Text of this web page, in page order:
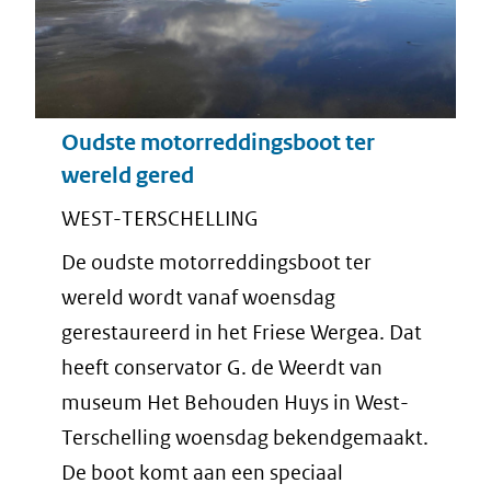
Oudste motorreddingsboot ter
wereld gered
WEST-TERSCHELLING
De oudste motorreddingsboot ter
wereld wordt vanaf woensdag
gerestaureerd in het Friese Wergea. Dat
heeft conservator G. de Weerdt van
museum Het Behouden Huys in West-
Terschelling woensdag bekendgemaakt.
De boot komt aan een speciaal